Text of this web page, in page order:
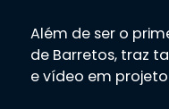
Além de ser o
de Barretos, traz
e vídeo em